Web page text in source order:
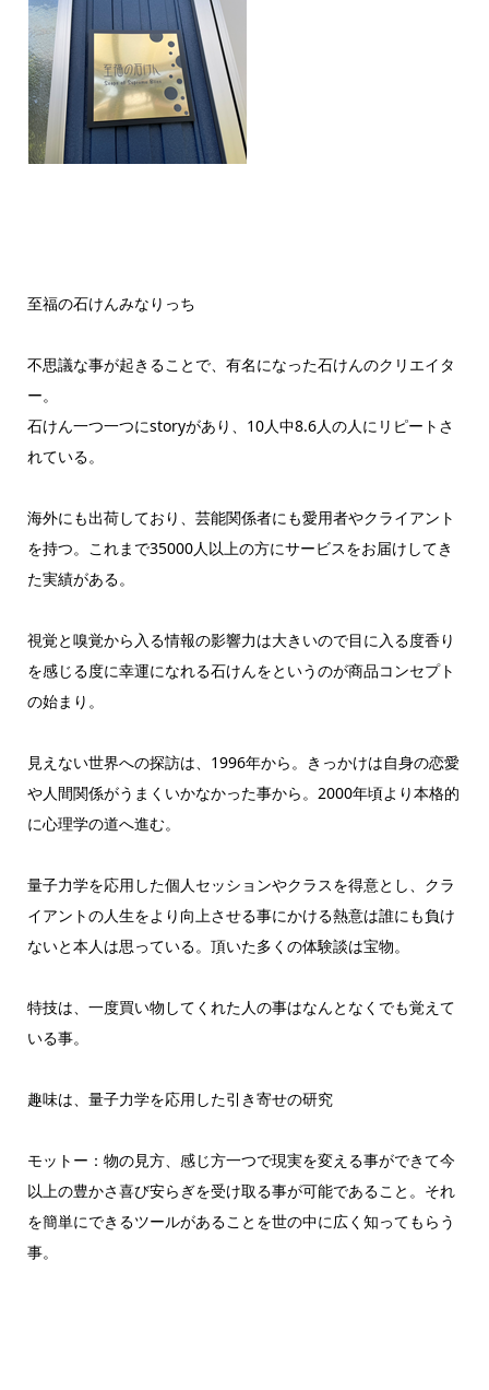
至福の石けんみなりっち
不思議な事が起きることで、有名になった石けんのクリエイタ
ー。
石けん一つ一つにstoryがあり、10人中8.6人の人にリピートさ
れている。
海外にも出荷しており、芸能関係者にも愛用者やクライアント
を持つ。これまで35000人以上の方にサービスをお届けしてき
た実績がある。
視覚と嗅覚から入る情報の影響力は大きいので目に入る度香り
を感じる度に幸運になれる石けんをというのが商品コンセプト
の始まり。
見えない世界への探訪は、1996年から。きっかけは自身の恋愛
や人間関係がうまくいかなかった事から。2000年頃より本格的
に心理学の道へ進む。
量子力学を応用した個人セッションやクラスを得意とし、クラ
イアントの人生をより向上させる事にかける熱意は誰にも負け
ないと本人は思っている。頂いた多くの体験談は宝物。
特技は、一度買い物してくれた人の事はなんとなくでも覚えて
いる事。
趣味は、量子力学を応用した引き寄せの研究
モットー：物の見方、感じ方一つで現実を変える事ができて今
以上の豊かさ喜び安らぎを受け取る事が可能であること。それ
を簡単にできるツールがあることを世の中に広く知ってもらう
事。